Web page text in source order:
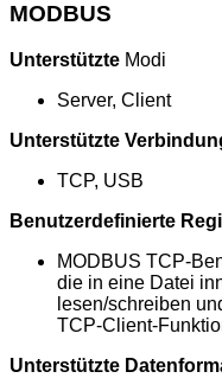
MODBUS
Unterstützte Modi
Server, Client
Unterstützte
TCP, USB
Benutzerdefinierte
MODBUS TCP-
die in eine Datei
lesen/schreiben
TCP-Client-
Unterstützte